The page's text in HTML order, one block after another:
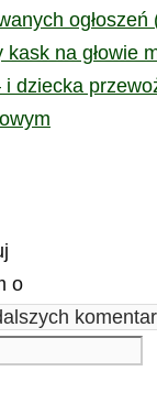
ogłoszeń
na głowie
dziecka
o